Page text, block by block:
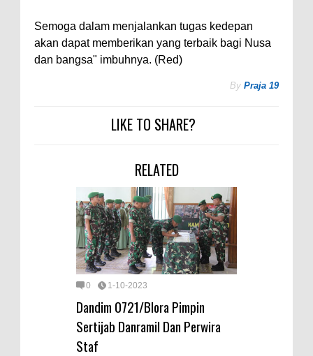
Semoga dalam menjalankan tugas kedepan
akan dapat memberikan yang terbaik bagi Nusa
dan bangsa" imbuhnya. (Red)
By Praja 19
LIKE TO SHARE?
RELATED
0 1-10-2023
Dandim 0721/Blora Pimpin
Sertijab Danramil Dan Perwira
Staf